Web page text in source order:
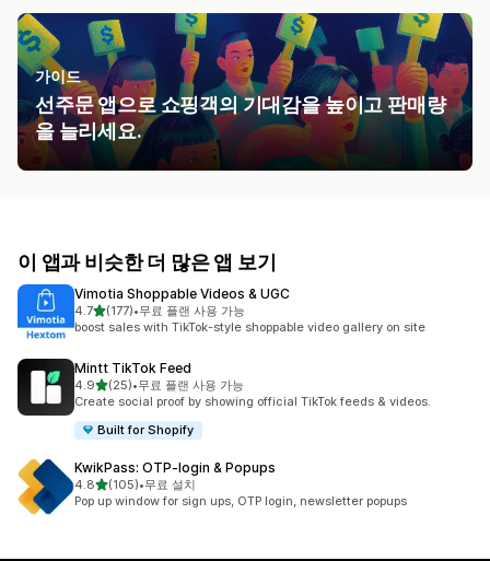
가이드
선주문 앱으로 쇼핑객의 기대감을 높이고 판매량
을 늘리세요.
이 앱과 비슷한 더 많은 앱 보기
Vimotia Shoppable Videos & UGC
4.7별 5개 중
(177)
총 리뷰 177개
•무료 플랜 사용 가능
boost sales with TikTok-style shoppable video gallery on site
Mintt TikTok Feed
4.9별 5개 중
(25)
총 리뷰 25개
•무료 플랜 사용 가능
Create social proof by showing official TikTok feeds & videos.
Built for Shopify
KwikPass: OTP‑login & Popups
4.8별 5개 중
(105)
총 리뷰 105개
•무료 설치
Pop up window for sign ups, OTP login, newsletter popups